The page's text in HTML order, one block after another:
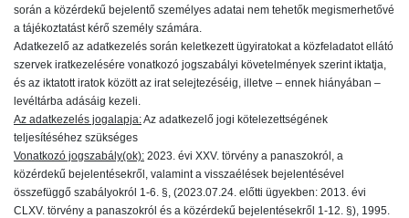
során a közérdekű bejelentő személyes adatai nem tehetők megismerhetővé
a tájékoztatást kérő személy számára.
Adatkezelő az adatkezelés során keletkezett ügyiratokat a közfeladatot ellátó
szervek iratkezelésére vonatkozó jogszabályi követelmények szerint iktatja,
és az iktatott iratok között az irat selejtezéséig, illetve – ennek hiányában –
levéltárba adásáig kezeli.
Az adatkezelés jogalapja:Az adatkezelő jogi kötelezettségének
teljesítéséhez szükséges
Vonatkozó jogszabály(ok): 2023. évi XXV. törvény a panaszokról, a
közérdekű bejelentésekről, valamint a visszaélések bejelentésével
összefüggő szabályokról 1-6. §, (2023.07.24. előtti ügyekben: 2013. évi
CLXV. törvény a panaszokról és a közérdekű bejelentésekről 1-12. §), 1995.